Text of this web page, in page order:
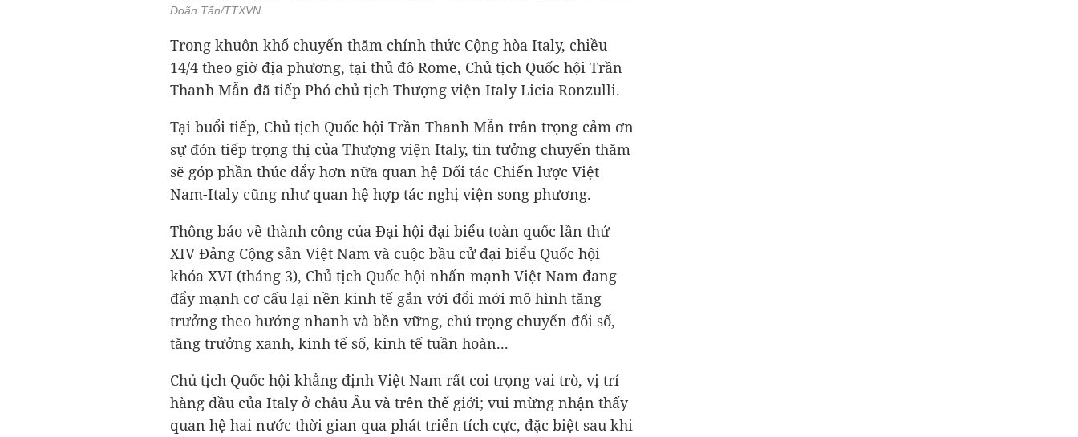
Doãn Tấn/TTXVN.
Trong khuôn khổ chuyến thăm chính thức Cộng hòa Italy, chiều
14/4 theo giờ địa phương, tại thủ đô Rome, Chủ tịch Quốc hội Trần
Thanh Mẫn đã tiếp Phó chủ tịch Thượng viện Italy Licia Ronzulli.
Tại buổi tiếp, Chủ tịch Quốc hội Trần Thanh Mẫn trân trọng cảm ơn
sự đón tiếp trọng thị của Thượng viện Italy, tin tưởng chuyến thăm
sẽ góp phần thúc đẩy hơn nữa quan hệ Đối tác Chiến lược Việt
Nam-Italy cũng như quan hệ hợp tác nghị viện song phương.
Thông báo về thành công của Đại hội đại biểu toàn quốc lần thứ
XIV Đảng Cộng sản Việt Nam và cuộc bầu cử đại biểu Quốc hội
khóa XVI (tháng 3), Chủ tịch Quốc hội nhấn mạnh Việt Nam đang
đẩy mạnh cơ cấu lại nền kinh tế gắn với đổi mới mô hình tăng
trưởng theo hướng nhanh và bền vững, chú trọng chuyển đổi số,
tăng trưởng xanh, kinh tế số, kinh tế tuần hoàn...
Chủ tịch Quốc hội khẳng định Việt Nam rất coi trọng vai trò, vị trí
hàng đầu của Italy ở châu Âu và trên thế giới; vui mừng nhận thấy
quan hệ hai nước thời gian qua phát triển tích cực, đặc biệt sau khi